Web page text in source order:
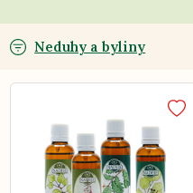
Neduhy a byliny